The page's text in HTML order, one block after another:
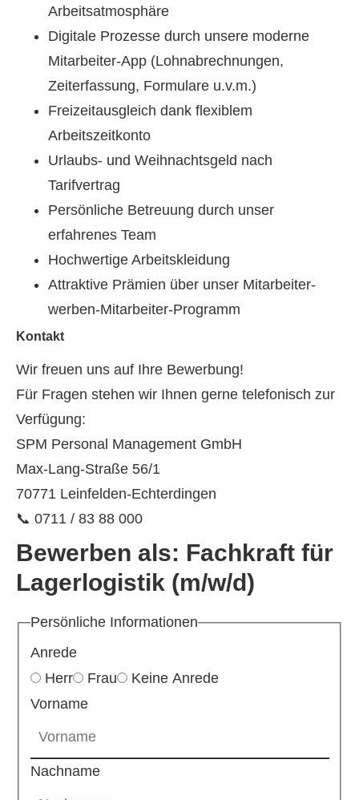
Arbeitsatmosphäre
Digitale Prozesse durch unsere moderne
Mitarbeiter-App (Lohnabrechnungen,
Zeiterfassung, Formulare u.v.m.)
Freizeitausgleich dank flexiblem
Arbeitszeitkonto
Urlaubs- und Weihnachtsgeld nach
Tarifvertrag
Persönliche Betreuung durch unser
erfahrenes Team
Hochwertige Arbeitskleidung
Attraktive Prämien über unser Mitarbeiter-
werben-Mitarbeiter-Programm
Kontakt
Wir freuen uns auf Ihre Bewerbung!
Für Fragen stehen wir Ihnen gerne telefonisch zur
Verfügung:
SPM Personal Management GmbH
Max-Lang-Straße 56/1
70771 Leinfelden-Echterdingen
📞 0711 / 83 88 000
Bewerben als: Fachkraft für
Lagerlogistik (m/w/d)
Persönliche Informationen
Anrede
Herr
Frau
Keine Anrede
Vorname
Nachname